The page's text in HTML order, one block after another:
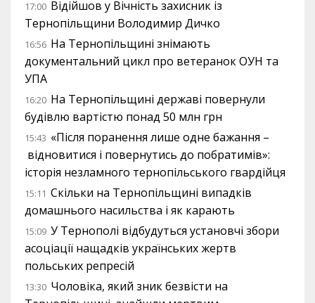
17:00 Відійшов у Вічність захисник із
Тернопільщини Володимир Дичко
16:56 На Тернопільщині знімають
документальний цикл про ветеранок ОУН та
УПА
16:20 На Тернопільщині державі повернули
будівлю вартістю понад 50 млн грн
15:43 «Після поранення лише одне бажання –
відновитися і повернутись до побратимів»:
історія незламного тернопільського гвардійця
15:11 Скільки на Тернопільщині випадків
домашнього насильства і як карають
15:09 У Тернополі відбудуться установчі збори
асоціації нащадків українських жертв
польських репресій
13:30 Чоловіка, який зник безвісти на